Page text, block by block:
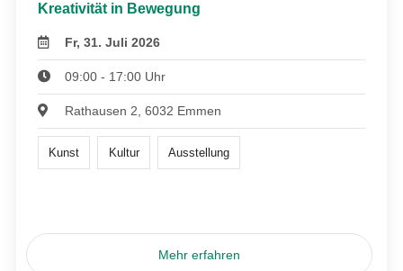
Kreativität in Bewegung
Fr, 31. Juli 2026
09:00 - 17:00 Uhr
Rathausen 2, 6032 Emmen
Kunst Kultur Ausstellung
Mehr erfahren